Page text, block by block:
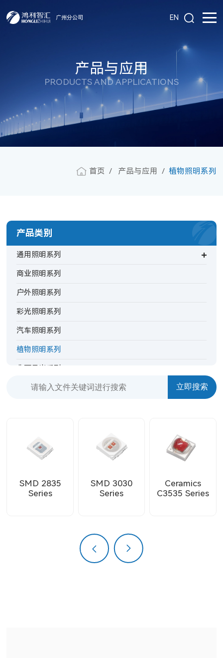
广州分公司 EN
产品与应用
PRODUCTS AND APPLICATIONS
首页 产品与应用 植物照明系列
产品类别
通用照明系列
商业照明系列
户外照明系列
彩光照明系列
汽车照明系列
植物照明系列
非可见光系列
背光指示系列
SMD 2835
Series
SMD 3030
Series
Ceramics
C3535 Series
上一页 下一页